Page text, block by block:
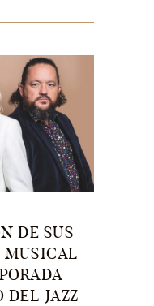
DE SUS
MUSICAL
DEL JAZZ